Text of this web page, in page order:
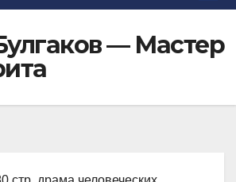
— Мастер